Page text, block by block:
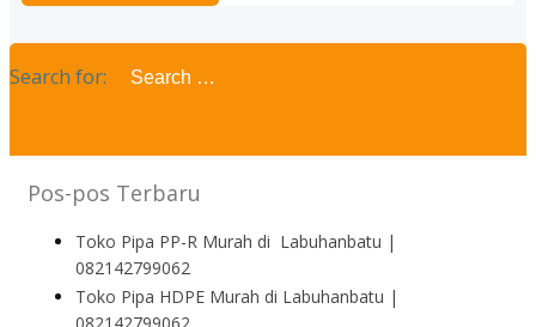
Search for:
Pos-pos Terbaru
Toko Pipa PP-R Murah di Labuhanbatu |
082142799062
Toko Pipa HDPE Murah di Labuhanbatu |
082142799062